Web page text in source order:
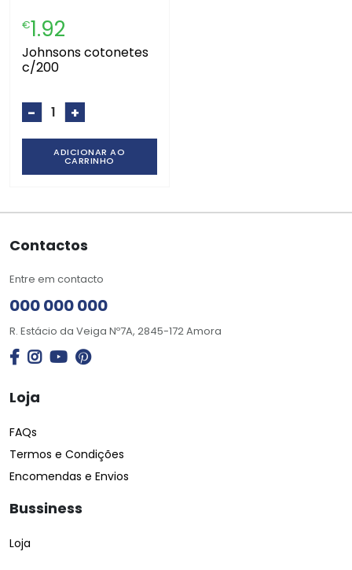
€1.92
johnsons cotonetes
c/200
- +
ADICIONAR AO
CARRINHO
Contactos
Entre em contacto
000 000 000
R. Estácio da Veiga Nº7A, 2845-172 Amora
Loja
FAQs
Termos e Condições
Encomendas e Envios
Bussiness
Loja